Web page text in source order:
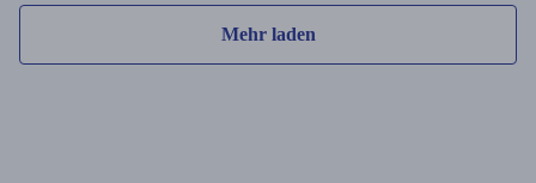
Mehr laden